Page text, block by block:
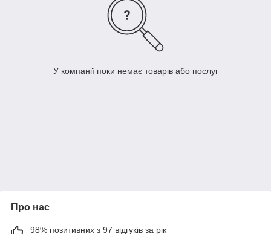
У компанії поки немає товарів або послуг
Про нас
98% позитивних з 97 відгуків за рік